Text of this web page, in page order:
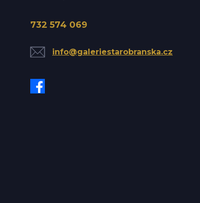
732 574 069
info@galeriestarobranska.cz